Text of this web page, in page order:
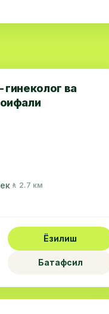
ва
🚶 2.7 км
Ёзилиш
Батафсил